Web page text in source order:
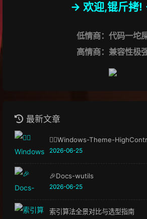
-> 欢迎,锟斤拷!
低情商：代码一坨
高情商：兼容性极
最新文章
🏳️‍🌈Windows-Theme-
2026-06-25
🎉Docs-wutils
2026-06-25
索引算法全景对比与选型指南